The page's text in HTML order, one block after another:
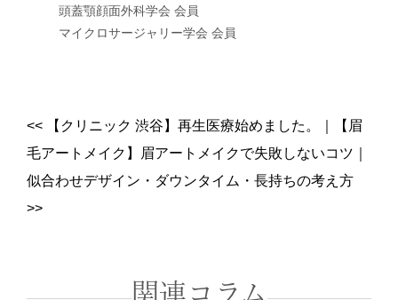
頭蓋顎顔面外科学会 会員
マイクロサージャリー学会 会員
<<【クリニック 渋谷】再生医療始めました。
【眉
毛アートメイク】眉アートメイクで失敗しないコツ｜
似合わせデザイン・ダウンタイム・長持ちの考え方
>>
関連コラム